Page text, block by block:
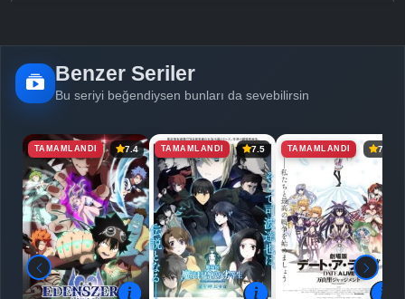
Bölüm No: 6 Detaylar
Bölüm No: 7 Detaylar İzle
Bölüm No: 8 Detaylar İzle
Bölüm No: 9 Detaylar İzle
Benzer Seriler
Bu seriyi beğendiysen bunları da sevebilirsin
TAMAMLANDI 7.4 TAMAMLANDI 7.5 TAMAMLANDI 7.3